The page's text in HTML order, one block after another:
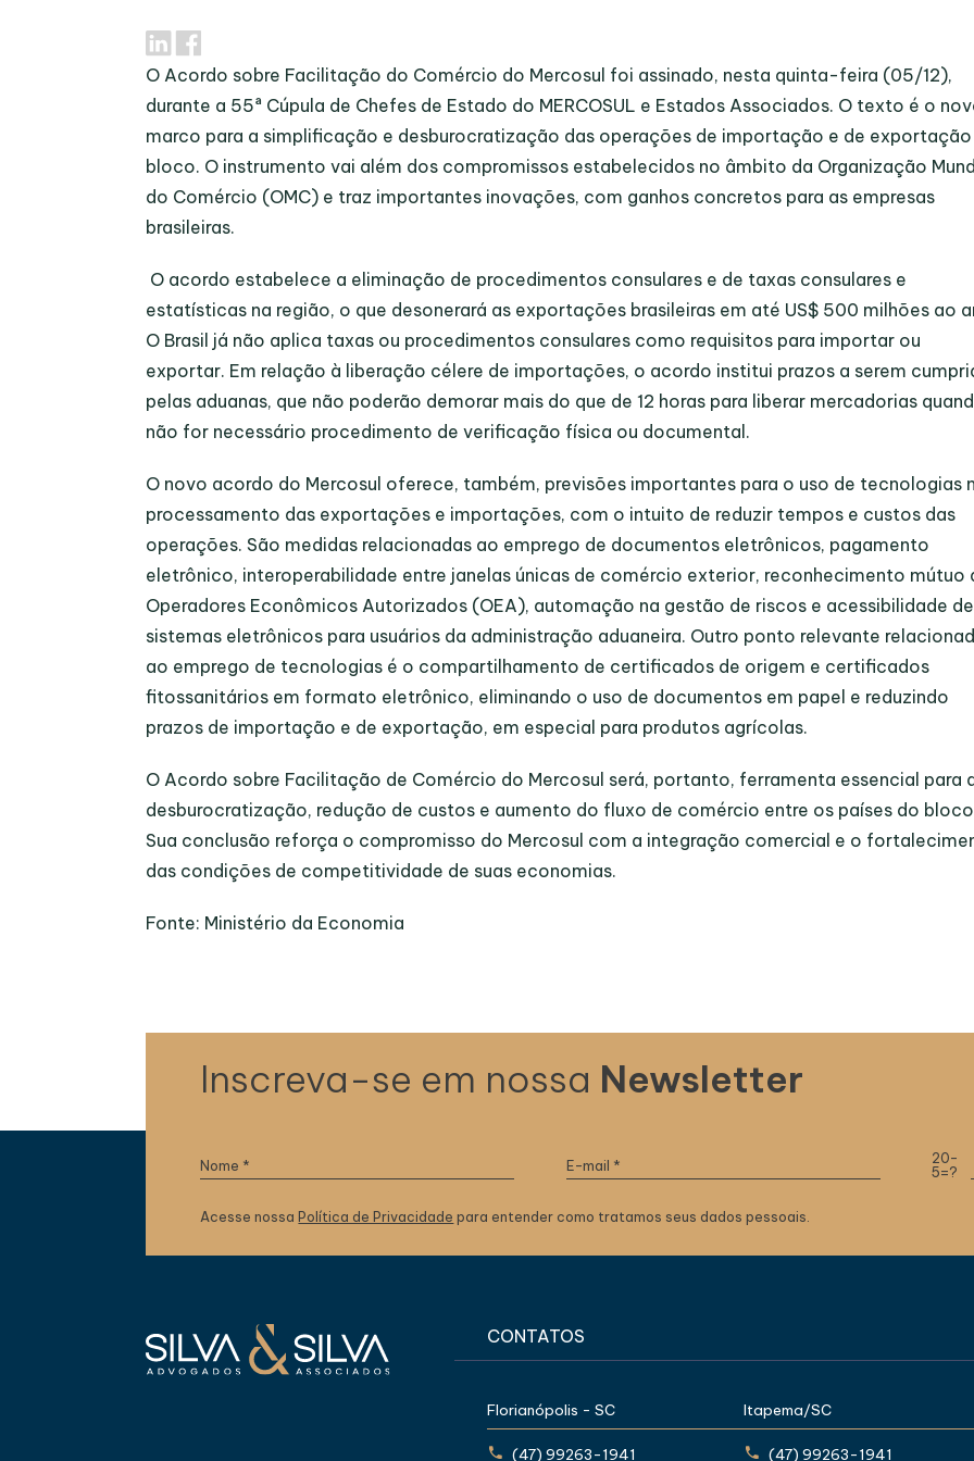
O Acordo sobre Facilitação do Comércio do Mercosul foi assinado, nesta quinta-feira (05/12),
durante a 55ª Cúpula de Chefes de Estado do MERCOSUL e Estados Associados. O texto é o
marco para a simplificação e desburocratização das operações de importação e de exportação
bloco. O instrumento vai além dos compromissos estabelecidos no âmbito da Organização
do Comércio (OMC) e traz importantes inovações, com ganhos concretos para as empresas
brasileiras.
O acordo estabelece a eliminação de procedimentos consulares e de taxas consulares e
estatísticas na região, o que desonerará as exportações brasileiras em até US$ 500 milhões ao
O Brasil já não aplica taxas ou procedimentos consulares como requisitos para importar ou
exportar. Em relação à liberação célere de importações, o acordo institui prazos a serem
pelas aduanas, que não poderão demorar mais do que de 12 horas para liberar mercadorias
não for necessário procedimento de verificação física ou documental.
O novo acordo do Mercosul oferece, também, previsões importantes para o uso de tecnologias
processamento das exportações e importações, com o intuito de reduzir tempos e custos das
operações. São medidas relacionadas ao emprego de documentos eletrônicos, pagamento
eletrônico, interoperabilidade entre janelas únicas de comércio exterior, reconhecimento mútuo
Operadores Econômicos Autorizados (OEA), automação na gestão de riscos e acessibilidade de
sistemas eletrônicos para usuários da administração aduaneira. Outro ponto relevante
ao emprego de tecnologias é o compartilhamento de certificados de origem e certificados
fitossanitários em formato eletrônico, eliminando o uso de documentos em papel e reduzindo
prazos de importação e de exportação, em especial para produtos agrícolas.
O Acordo sobre Facilitação de Comércio do Mercosul será, portanto, ferramenta essencial para
desburocratização, redução de custos e aumento do fluxo de comércio entre os países do
Sua conclusão reforça o compromisso do Mercosul com a integração comercial e o
das condições de competitividade de suas economias.
Fonte: Ministério da Economia
Inscreva-se em nossa Newsletter
20-
5=?
Acesse nossa Política de Privacidade para entender como tratamos seus dados pessoais.
CONTATOS
Florianópolis - SC
(47) 99263-1941
Itapema/SC
(47) 99263-1941